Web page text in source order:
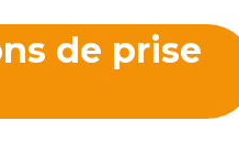
de prise